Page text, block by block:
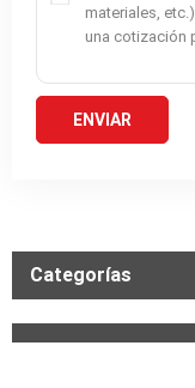
Categorías